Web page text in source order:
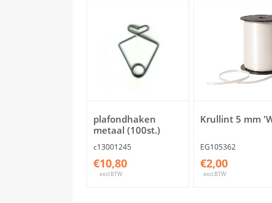
plafondhaken
metaal (100st.)
c13001245
€10,80
excl.BTW
Krullint 5 mm
EG105362
€2,00
excl.BTW